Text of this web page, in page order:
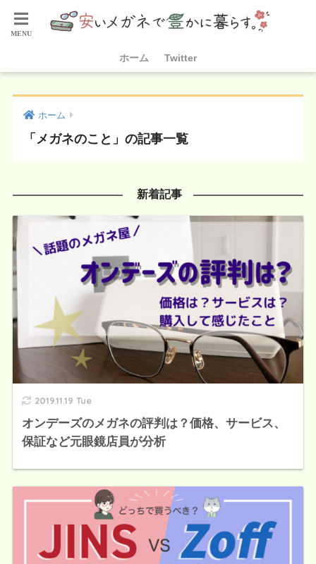
ホーム Twitter
ホーム
「メガネのこと」の記事一覧
新着記事
2019.11.19 Tue
オンデーズのメガネの評判は？価格、サービス、
保証など元眼鏡店員が分析